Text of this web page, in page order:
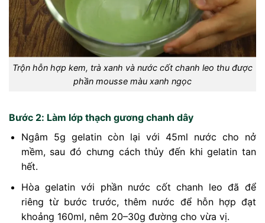
Trộn hỗn hợp kem, trà xanh và nước cốt chanh leo thu được
phần mousse màu xanh ngọc
Bước 2: Làm lớp thạch gương chanh dây
Ngâm 5g gelatin còn lại với 45ml nước cho nở
mềm, sau đó chưng cách thủy đến khi gelatin tan
hết.
Hòa gelatin với phần nước cốt chanh leo đã để
riêng từ bước trước, thêm nước để hỗn hợp đạt
khoảng 160ml, nêm 20–30g đường cho vừa vị.